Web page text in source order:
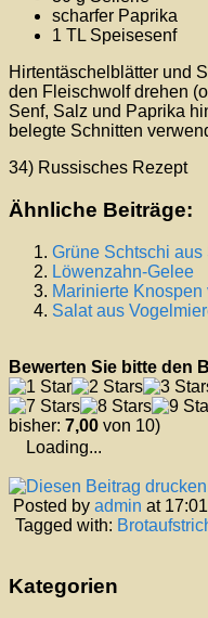
scharfer Paprika
1 TL Speisesenf
Hirtentäschelblätter und
den Fleischwolf drehen
Senf, Salz und Paprika
belegte Schnitten
34) Russisches Rezept
Ähnliche Beiträge:
Grüne Schtschi
Löwenzahn-Gelee
Marinierte
Salat aus
Bewerten Sie bitte den
bisher: 7,00 von 10)
Loading...
Posted by admin at 17:01
Tagged with:
Kategorien